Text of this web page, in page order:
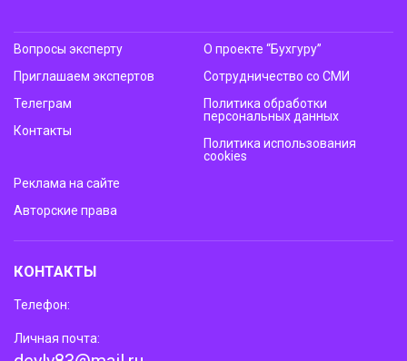
Вопросы эксперту
Приглашаем экспертов
Телеграм
Контакты
О проекте “Бухгуру”
Сотрудничество со СМИ
Политика обработки
персональных данных
Политика использования
cookies
Реклама на сайте
Авторские права
КОНТАКТЫ
Телефон:
Личная почта: